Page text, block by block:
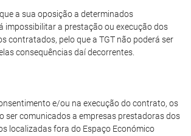
a sua oposição a determinados
impossibilitar a prestação ou execução dos
contratados, pelo que a TGT não poderá ser
consequências daí decorrentes.
e/ou na execução do contrato, os
ser comunicados a empresas prestadoras dos
localizadas fora do Espaço Económico